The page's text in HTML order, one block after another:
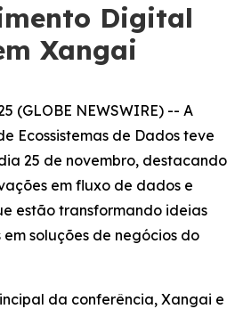
Digital
Xangai
(GLOBE NEWSWIRE) -- A
Ecossistemas de Dados teve
25 de novembro, destacando
em fluxo de dados e
estão transformando ideias
soluções de negócios do
da conferência, Xangai e